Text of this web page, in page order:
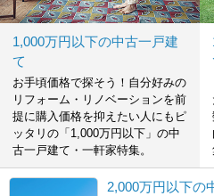
1,000万円以下の中古一戸建
て
お手頃価格で探そう！自分好みの
リフォーム・リノベーションを前
提に購入価格を抑えたい人にもピ
ッタリの「1,000万円以下」の中
古一戸建て・一軒家特集。
2,000万円以下の